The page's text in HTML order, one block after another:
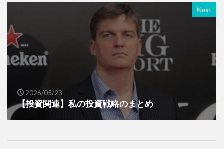
Next
2026/05/23
【投資関連】私の投資戦略のまとめ